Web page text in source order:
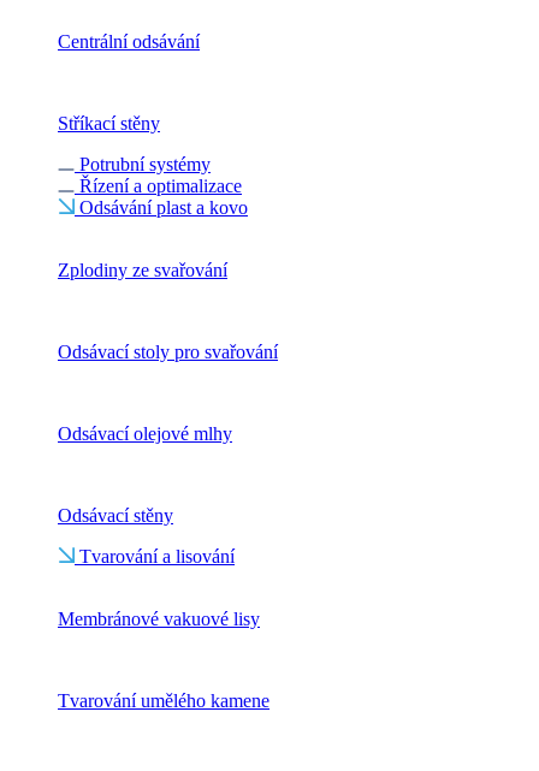
Centrální odsávání
Stříkací stěny
Potrubní systémy
Řízení a optimalizace
Odsávání plast a kovo
Zplodiny ze svařování
Odsávací stoly pro svařování
Odsávací olejové mlhy
Odsávací stěny
Tvarování a lisování
Membránové vakuové lisy
Tvarování umělého kamene